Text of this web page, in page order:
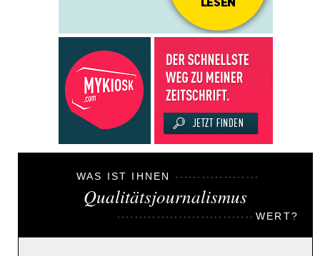
WAS IST IHNEN
Qualitätsjournalismus
WERT?